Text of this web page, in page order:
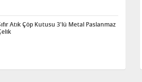
Atık Çöp Kutusu 3'lü Metal Paslanmaz